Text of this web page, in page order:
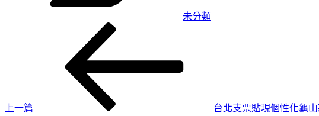
未分類
上一篇
台北支票貼現個性化龜